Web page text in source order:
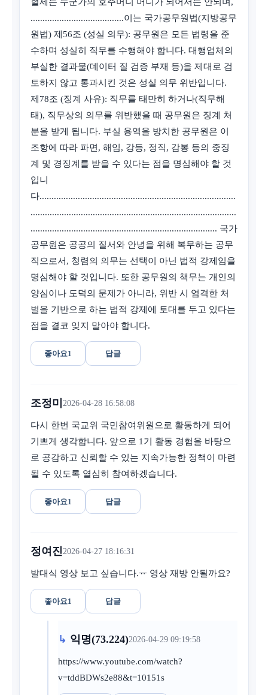
.......................................이는 국가공무원법(지방공무
원법) 제56조 (성실 의무): 공무원은 모든 법령을 준
수하며 성실히 직무를 수행해야 합니다. 대행업체의
부실한 결과물(데이터 질 검증 부재 등)을 제대로 검
토하지 않고 통과시킨 것은 성실 의무 위반입니다.
제78조 (징계 사유): 직무를 태만히 하거나(직무해
태), 직무상의 의무를 위반했을 때 공무원은 징계 처
분을 받게 됩니다. 부실 용역을 방치한 공무원은 이
조항에 따라 파면, 해임, 강등, 정직, 감봉 등의 중징
계 및 경징계를 받을 수 있다는 점을 명심해야 할 것
입니
다..................................................................................
......................................................................................
.............................................................................. 국가
공무원은 공공의 질서와 안녕을 위해 복무하는 공무
직으로서, 청렴의 의무는 선택이 아닌 법적 강제임을
명심해야 할 것입니다. 또한 공무원의 책무는 개인의
양심이나 도덕의 문제가 아니라, 위반 시 엄격한 처
벌을 기반으로 하는 법적 강제에 토대를 두고 있다는
점을 결코 잊지 말아야 합니다.
좋아요1 답글
조정미 2026-04-28 16:58:08
다시 한번 국교위 국민참여위원으로 활동하게 되어
기쁘게 생각합니다. 앞으로 1기 활동 경험을 바탕으
로 공감하고 신뢰할 수 있는 지속가능한 정책이 마련
될 수 있도록 열심히 참여하겠습니다.
좋아요1 답글
정여진2026-04-27 18:16:31
발대식 영상 보고 싶습니다.ᅲ 영상 재방 안될까요?
좋아요1 답글
익명(73.224)2026-04-29 09:19:58
https://www.youtube.com/watch?
v=tddBDWs2e88&t=10151s